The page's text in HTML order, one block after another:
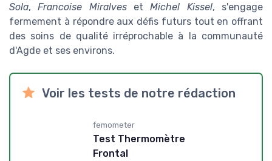
Sola,Francoise MiralvesetMichel Kissel, s'engage
fermement à répondre aux défis futurs tout en offrant
des soins de qualité irréprochable à la communauté
d'Agde et ses environs.
Voir les tests de notre rédaction
femometer
Test Thermomètre
Frontal